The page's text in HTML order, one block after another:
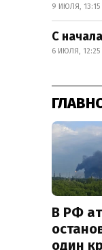
9 ИЮЛЯ, 13:15
С
6 ИЮЛЯ, 12:25
В РФ
один